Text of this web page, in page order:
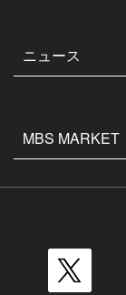
ニュース
MBS MARKET